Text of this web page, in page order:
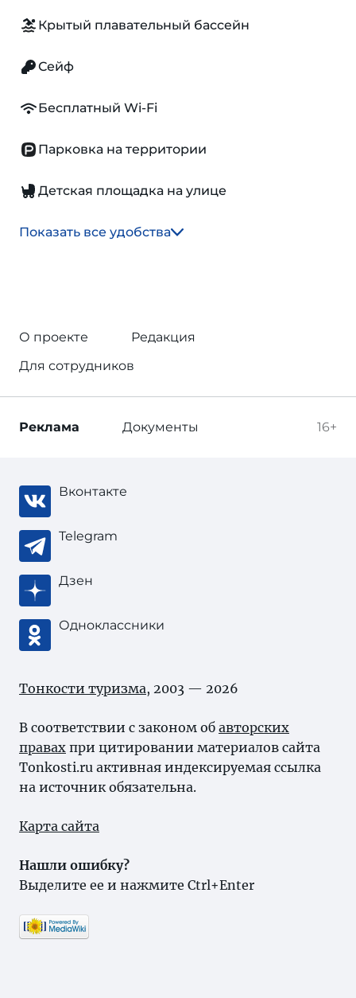
Крытый плавательный бассейн
Сейф
Бесплатный Wi-Fi
Парковка на территории
Детская площадка на улице
Показать все удобства
О проекте
Редакция
Для сотрудников
16+
Реклама Документы
Вконтакте
Telegram
Дзен
Одноклассники
Тонкости туризма, 2003 — 2026
В соответствии с законом об авторских
правах при цитировании материалов сайта
Tonkosti.ru активная индексируемая ссылка
на источник обязательна.
Карта сайта
Нашли ошибку?
Выделите ее и нажмите Ctrl+Enter